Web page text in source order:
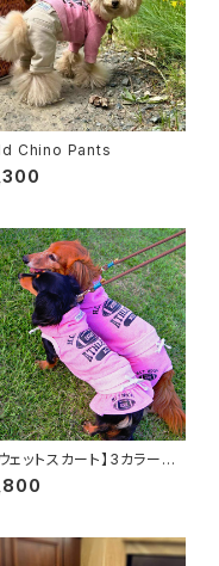
Chino Pants
ウェットスカート】3カラー
トフーディとセットアップで